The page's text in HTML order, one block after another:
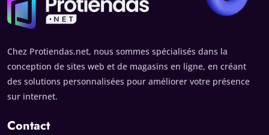
Chez Protiendas.net, nous sommes spécialisés dans la
conception de sites web et de magasins en ligne, en créant
des solutions personnalisées pour améliorer votre présence
sur internet.
Contact